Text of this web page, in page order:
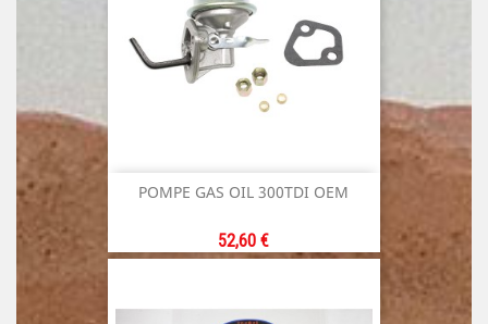
POMPE GAS OIL 300TDI OEM
Prix
52,60 €